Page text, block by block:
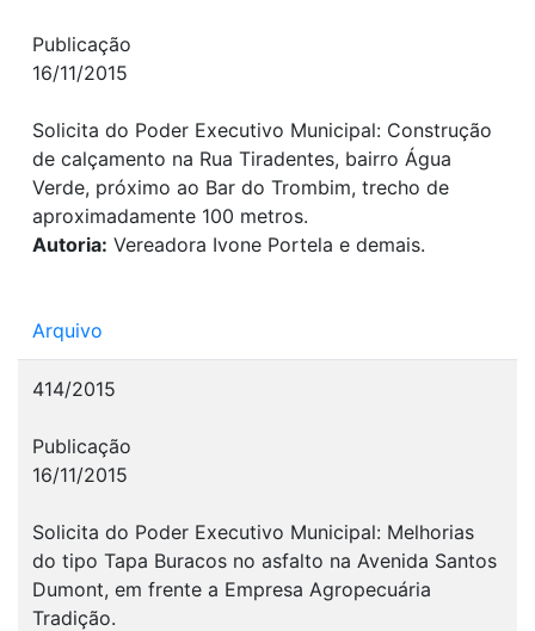
Publicação
16/11/2015
Solicita do Poder Executivo Municipal: Construção
de calçamento na Rua Tiradentes, bairro Água
Verde, próximo ao Bar do Trombim, trecho de
aproximadamente 100 metros.
Autoria: Vereadora Ivone Portela e demais.
Arquivo
414/2015
Publicação
16/11/2015
Solicita do Poder Executivo Municipal: Melhorias
do tipo Tapa Buracos no asfalto na Avenida Santos
Dumont, em frente a Empresa Agropecuária
Tradição.